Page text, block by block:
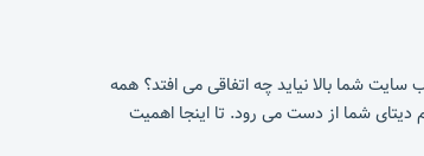
و تغییر ناخواسته وب سایت شما بالا نیاید چه اتفاقی می افتد؟ همه
شما از دست می رود. تا اینجا اهمیت